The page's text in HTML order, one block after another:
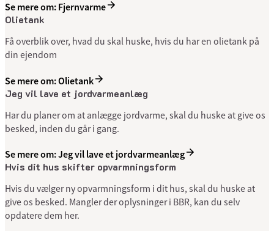
Se mere om: Fjernvarme
Olietank
Få overblik over, hvad du skal huske, hvis du har en olietank på
din ejendom
Se mere om: Olietank
Jeg vil lave et jordvarme­anlæg
Har du planer om at anlægge jordvarme, skal du huske at give os
besked, inden du går i gang.
Se mere om: Jeg vil lave et jordvarme­anlæg
Hvis dit hus skifter opvarmningsform
Hvis du vælger ny opvarmningsform i dit hus, skal du huske at
give os besked. Mangler der oplysninger i BBR, kan du selv
opdatere dem her.